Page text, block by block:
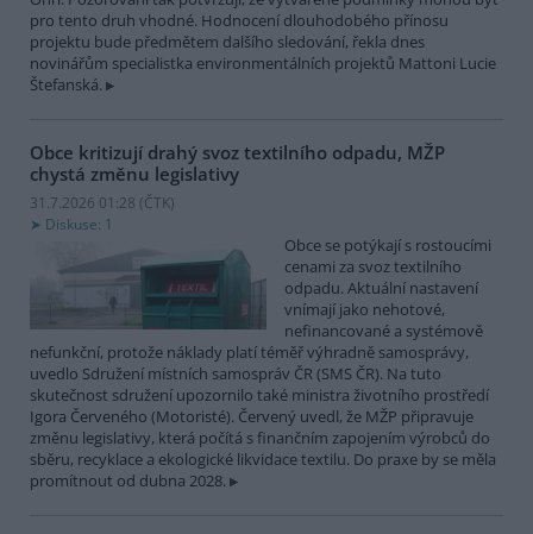
pro tento druh vhodné. Hodnocení dlouhodobého přínosu
projektu bude předmětem dalšího sledování, řekla dnes
novinářům specialistka environmentálních projektů Mattoni Lucie
Štefanská.
Obce kritizují drahý svoz textilního odpadu, MŽP
chystá změnu legislativy
31.7.2026 01:28 (ČTK)
Diskuse: 1
Obce se potýkají s rostoucími
cenami za svoz textilního
odpadu. Aktuální nastavení
vnímají jako nehotové,
nefinancované a systémově
nefunkční, protože náklady platí téměř výhradně samosprávy,
uvedlo Sdružení místních samospráv ČR (SMS ČR). Na tuto
skutečnost sdružení upozornilo také ministra životního prostředí
Igora Červeného (Motoristé). Červený uvedl, že MŽP připravuje
změnu legislativy, která počítá s finančním zapojením výrobců do
sběru, recyklace a ekologické likvidace textilu. Do praxe by se měla
promítnout od dubna 2028.